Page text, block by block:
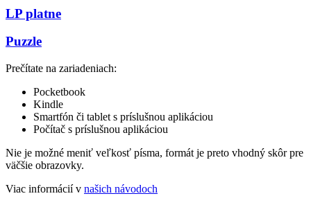
LP platne
Puzzle
Prečítate na zariadeniach:
Pocketbook
Kindle
Smartfón či tablet s príslušnou aplikáciou
Počítač s príslušnou aplikáciou
Nie je možné meniť veľkosť písma, formát je preto vhodný skôr pre
väčšie obrazovky.
Viac informácií v našich návodoch